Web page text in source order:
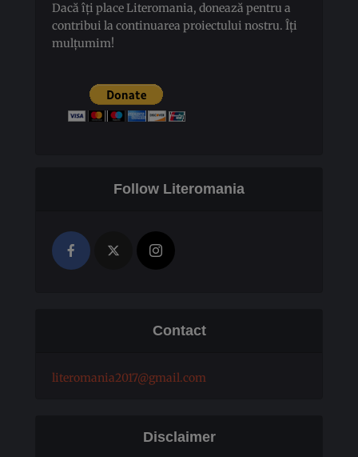
Dacă îți place Literomania, donează pentru a
contribui la continuarea proiectului nostru. Îți
mulțumim!
Follow Literomania
Contact
literomania2017@gmail.com
Disclaimer